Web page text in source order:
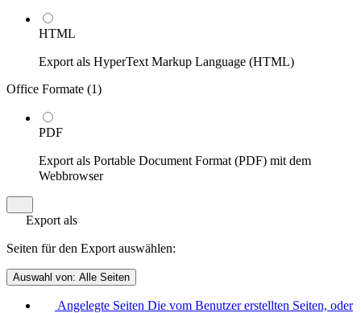
HTML
Export als HyperText Markup Language (HTML)
Office Formate (1)
PDF
Export als Portable Document Format (PDF) mit dem
Webbrowser
Export als
Seiten für den Export auswählen:
Auswahl von: Alle Seiten
Angelegte Seiten Die vom Benutzer erstellten Seiten, oder